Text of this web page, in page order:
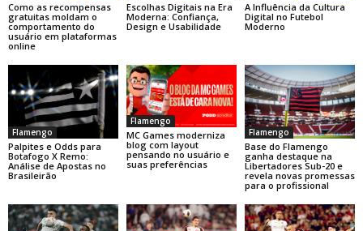
Como as recompensas
gratuitas moldam o
comportamento do
usuário em plataformas
online
Escolhas Digitais na Era
Moderna: Confiança,
Design e Usabilidade
A Influência da Cultura
Digital no Futebol
Moderno
Flamengo
Palpites e Odds para
Botafogo X Remo:
Análise de Apostas no
Brasileirão
Flamengo
MC Games moderniza
blog com layout
pensando no usuário e
suas preferências
Flamengo
Base do Flamengo
ganha destaque na
Libertadores Sub-20 e
revela novas promessas
para o profissional